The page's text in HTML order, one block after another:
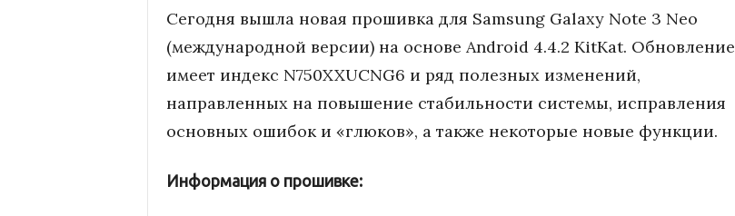
l
Сегодня вышла новая прошивка для Samsung Galaxy Note 3 Neo
(международной версии) на основе Android 4.4.2 KitKat. Обновление
имеет индекс N750XXUCNG6 и ряд полезных изменений,
направленных на повышение стабильности системы, исправления
основных ошибок и «глюков», а также некоторые новые функции.
Информация о прошивке: